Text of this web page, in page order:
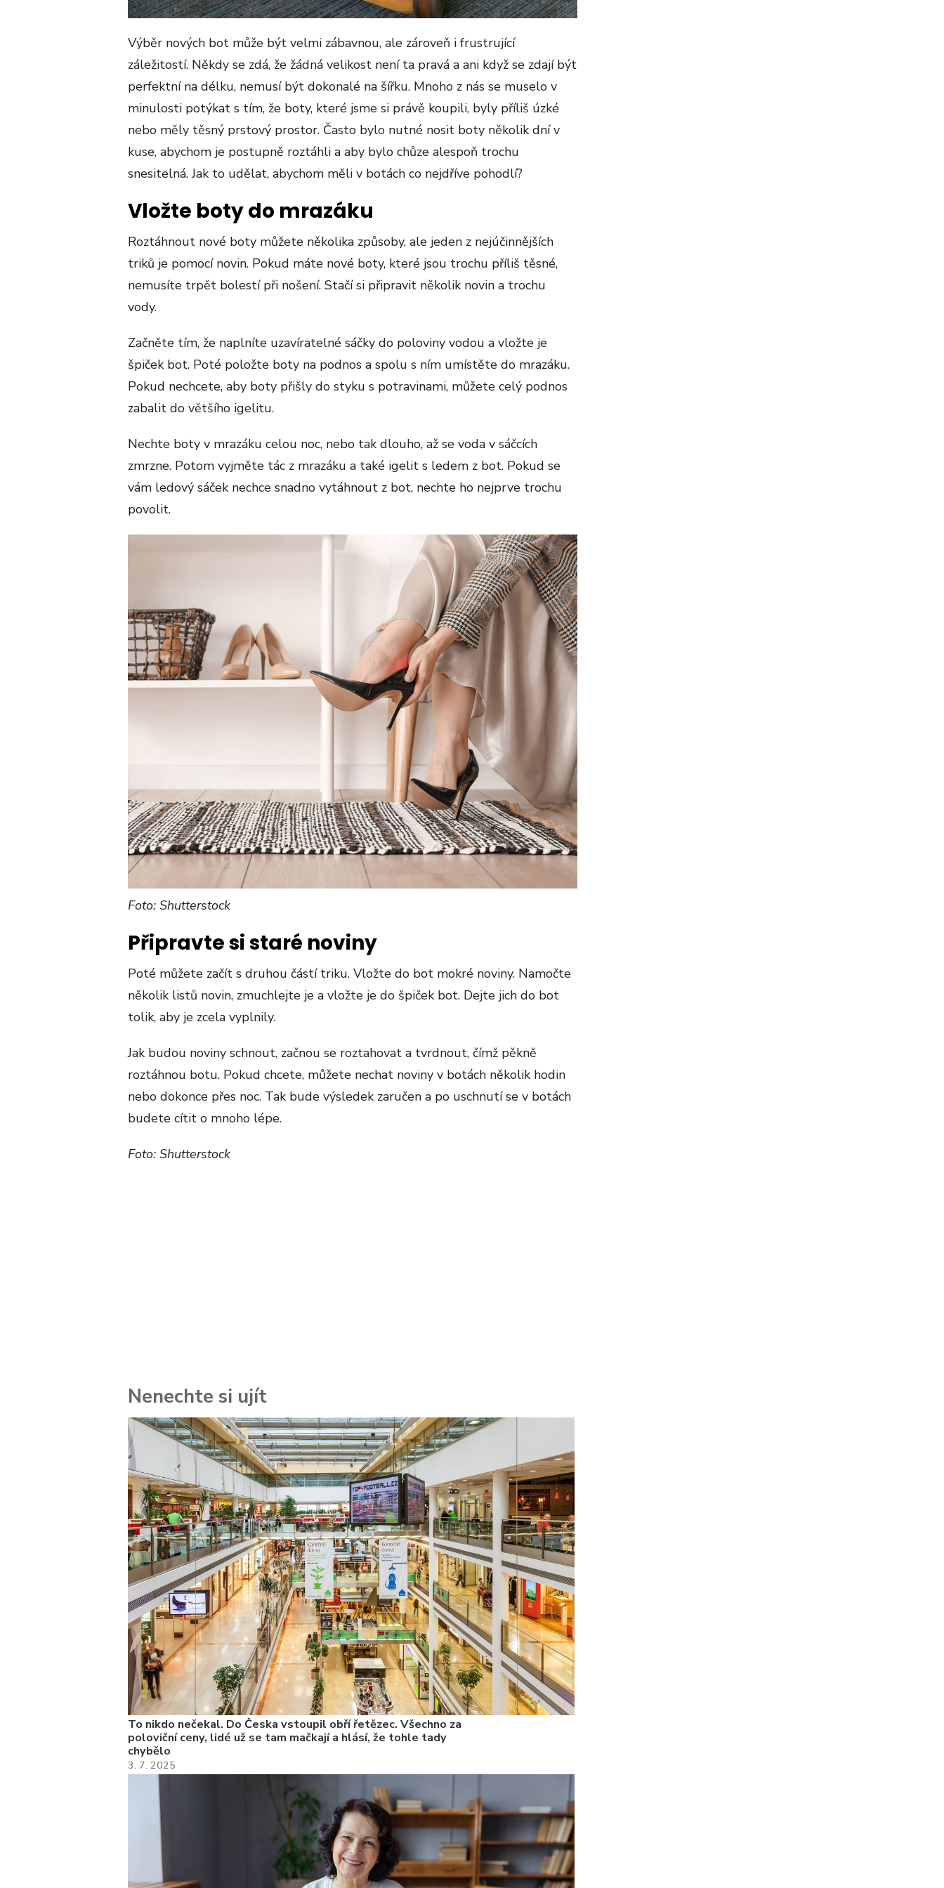
Výběr nových bot může být velmi zábavnou, ale zároveň i frustrující
záležitostí. Někdy se zdá, že žádná velikost není ta pravá a ani když se zdají být
perfektní na délku, nemusí být dokonalé na šířku. Mnoho z nás se muselo v
minulosti potýkat s tím, že boty, které jsme si právě koupili, byly příliš úzké
nebo měly těsný prstový prostor. Často bylo nutné nosit boty několik dní v
kuse, abychom je postupně roztáhli a aby bylo chůze alespoň trochu
snesitelná. Jak to udělat, abychom měli v botách co nejdříve pohodlí?
Vložte boty do mrazáku
Roztáhnout nové boty můžete několika způsoby, ale jeden z nejúčinnějších
triků je pomocí novin. Pokud máte nové boty, které jsou trochu příliš těsné,
nemusíte trpět bolestí při nošení. Stačí si připravit několik novin a trochu
vody.
Začněte tím, že naplníte uzavíratelné sáčky do poloviny vodou a vložte je
špiček bot. Poté položte boty na podnos a spolu s ním umístěte do mrazáku.
Pokud nechcete, aby boty přišly do styku s potravinami, můžete celý podnos
zabalit do většího igelitu.
Nechte boty v mrazáku celou noc, nebo tak dlouho, až se voda v sáčcích
zmrzne. Potom vyjměte tác z mrazáku a také igelit s ledem z bot. Pokud se
vám ledový sáček nechce snadno vytáhnout z bot, nechte ho nejprve trochu
povolit.
Foto: Shutterstock
Připravte si staré noviny
Poté můžete začít s druhou částí triku. Vložte do bot mokré noviny. Namočte
několik listů novin, zmuchlejte je a vložte je do špiček bot. Dejte jich do bot
tolik, aby je zcela vyplnily.
Jak budou noviny schnout, začnou se roztahovat a tvrdnout, čímž pěkně
roztáhnou botu. Pokud chcete, můžete nechat noviny v botách několik hodin
nebo dokonce přes noc. Tak bude výsledek zaručen a po uschnutí se v botách
budete cítit o mnoho lépe.
Foto: Shutterstock
Nenechte si ujít
To nikdo nečekal. Do Česka vstoupil obří řetězec. Všechno za
poloviční ceny, lidé už se tam mačkají a hlásí, že tohle tady
chybělo
3. 7. 2025